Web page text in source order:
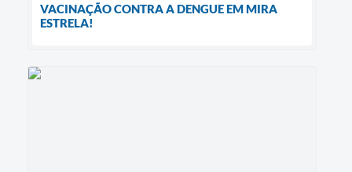
VACINAÇÃO CONTRA A DENGUE EM MIRA
ESTRELA!